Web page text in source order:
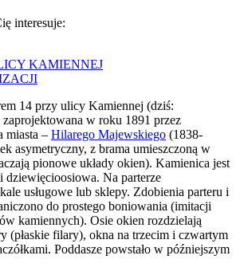
interesuje:
KAMIENNEJ
14 przy ulicy Kamiennej (dziś:
zaprojektowana w roku 1891 przez
miasta – Hilarego Majewskiego (1838-
asymetryczny, z brama umieszczoną w
pionowe układy okien). Kamienica jest
dziewięcioosiowa. Na parterze
usługowe lub sklepy. Zdobienia parteru i
do prostego boniowania (imitacji
kamiennych). Osie okien rozdzielają
(płaskie filary), okna na trzecim i czwartym
Poddasze powstało w późniejszym